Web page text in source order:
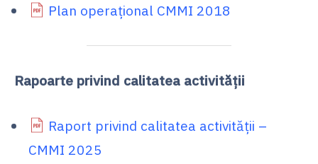
Plan operațional CMMI 2018
Rapoarte privind calitatea activităţii
Raport privind calitatea activităţii –
CMMI 2025